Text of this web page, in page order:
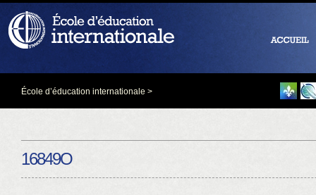
École d’éducation internationale >
16849O